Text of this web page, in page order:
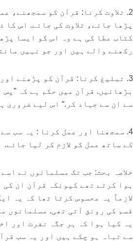
2. تلاوت کرنا: قرآن کو سمجھنے،
پڑھا جائے، تلاوت کی جائے. اس
کتاب عطا کی ہے وہ اس کو ایسا
رکھنے والے ہیں اور جو نہیں
3. تبلیغ کرنا: قرآن کو پڑھنے
بڑھائیں. قرآن میں حکم ہے کہ
سے ان سے جہاد کر.“ اس لیے ضروری
4. سمجھنا اور عمل کرنا : یہ سب
کے ساتھ عمل کو لازم کر لیا جائے.
خلاصہ بحث: جب تک مسلمانوں نے
ہوا کرتے تھے کیونکہ قرآن ان
لازماً یہ محسوس کرتا تھا کہ یہ
قسم کی رونق آتی تھی. مسلمانوں
یہ کیا ہوا کہ ہر جگہ نفرت اور
سے تباہ ہو چکے ہیں اور یہ سب